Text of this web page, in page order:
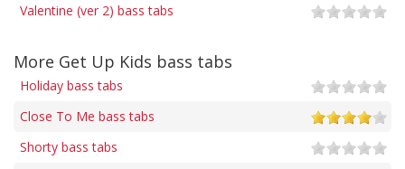
Valentine (ver 2) bass tabs
More Get Up Kids bass tabs
Holiday bass tabs
Close To Me bass tabs
Shorty bass tabs